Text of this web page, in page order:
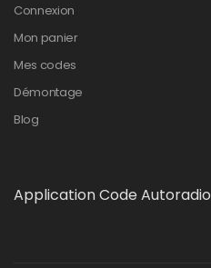
Connexion
Mon panier
Mes codes
Démontage
Blog
Application Code Autoradio